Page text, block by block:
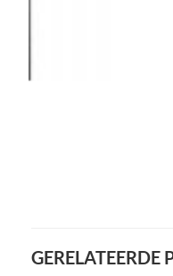
GERELATEERDE